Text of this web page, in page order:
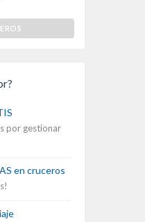
por gestionar
en cruceros